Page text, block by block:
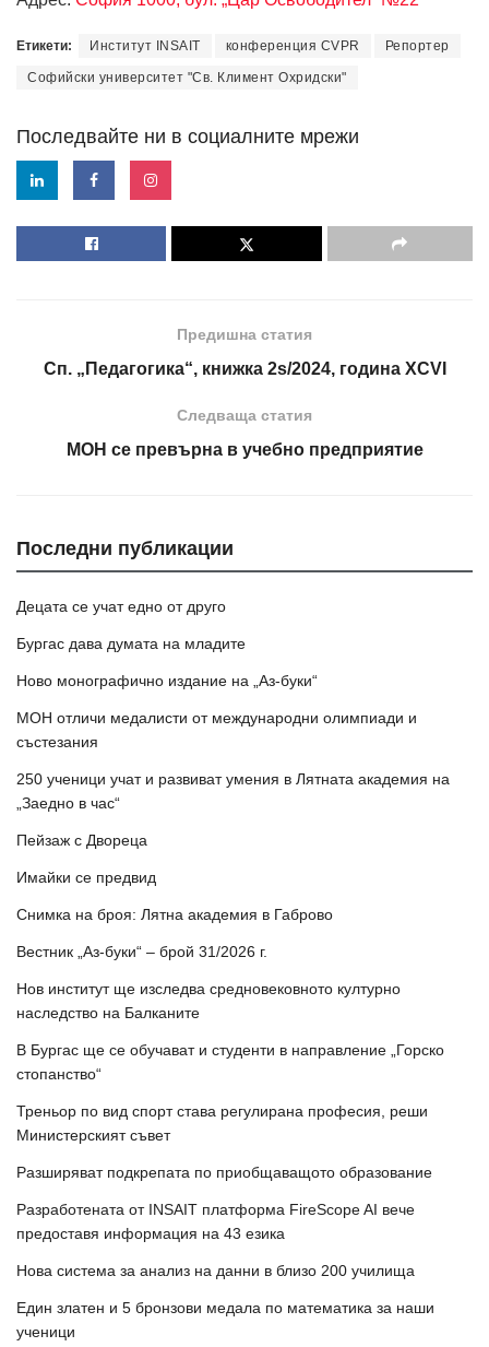
Етикети: Институт INSAIT конференция CVPR Репортер
Софийски университет "Св. Климент Охридски"
Последвайте ни в социалните мрежи
Предишна статия
Сп. „Педагогика“, книжка 2s/2024, година XCVI
Следваща статия
МОН се превърна в учебно предприятие
Последни публикации
Децата се учат едно от друго
Бургас дава думата на младите
Ново монографично издание на „Аз-буки“
МОН отличи медалисти от международни олимпиади и
състезания
250 ученици учат и развиват умения в Лятната академия на
„Заедно в час“
Пейзаж с Двореца
Имайки се предвид
Снимка на броя: Лятна академия в Габрово
Вестник „Аз-буки“ – брой 31/2026 г.
Нов институт ще изследва средновековното културно
наследство на Балканите
В Бургас ще се обучават и студенти в направление „Горско
стопанство“
Треньор по вид спорт става регулирана професия, реши
Министерският съвет
Разширяват подкрепата по приобщаващото образование
Разработената от INSAIT платформа FireScope AI вече
предоставя информация на 43 езика
Нова система за анализ на данни в близо 200 училища
Един златен и 5 бронзови медала по математика за наши
ученици